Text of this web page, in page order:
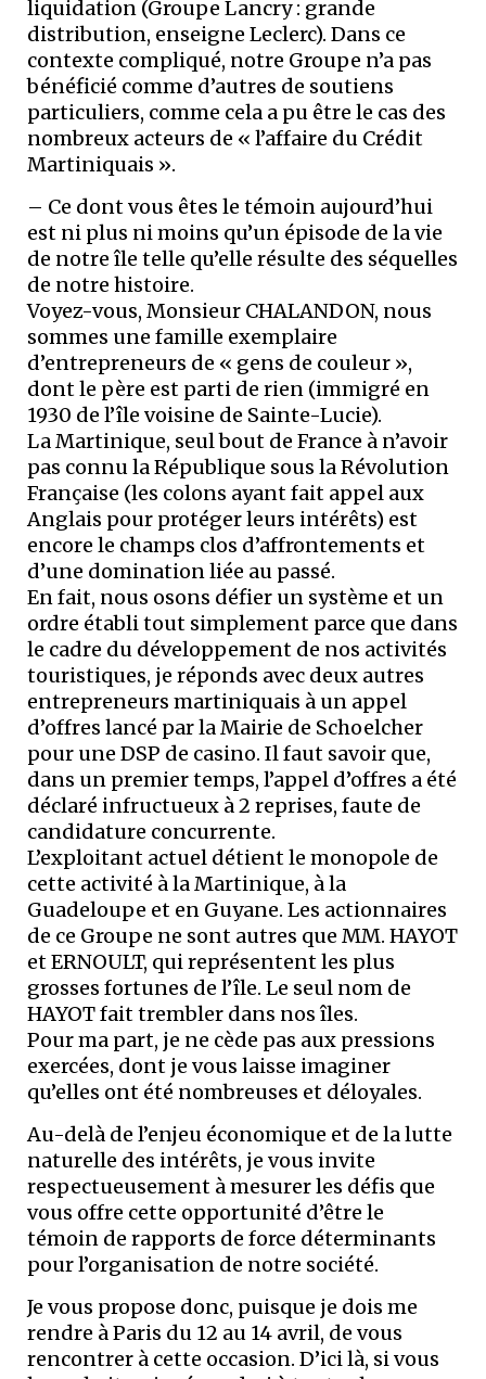
liquidation (Groupe Lancry : grande
distribution, enseigne Leclerc). Dans ce
contexte compliqué, notre Groupe n’a pas
bénéficié comme d’autres de soutiens
particuliers, comme cela a pu être le cas des
nombreux acteurs de « l’affaire du Crédit
Martiniquais ».
– Ce dont vous êtes le témoin aujourd’hui
est ni plus ni moins qu’un épisode de la vie
de notre île telle qu’elle résulte des séquelles
de notre histoire.
Voyez-vous, Monsieur CHALANDON, nous
sommes une famille exemplaire
d’entrepreneurs de « gens de couleur »,
dont le père est parti de rien (immigré en
1930 de l’île voisine de Sainte-Lucie).
La Martinique, seul bout de France à n’avoir
pas connu la République sous la Révolution
Française (les colons ayant fait appel aux
Anglais pour protéger leurs intérêts) est
encore le champs clos d’affrontements et
d’une domination liée au passé.
En fait, nous osons défier un système et un
ordre établi tout simplement parce que dans
le cadre du développement de nos activités
touristiques, je réponds avec deux autres
entrepreneurs martiniquais à un appel
d’offres lancé par la Mairie de Schoelcher
pour une DSP de casino. Il faut savoir que,
dans un premier temps, l’appel d’offres a été
déclaré infructueux à 2 reprises, faute de
candidature concurrente.
L’exploitant actuel détient le monopole de
cette activité à la Martinique, à la
Guadeloupe et en Guyane. Les actionnaires
de ce Groupe ne sont autres que MM. HAYOT
et ERNOULT, qui représentent les plus
grosses fortunes de l’île. Le seul nom de
HAYOT fait trembler dans nos îles.
Pour ma part, je ne cède pas aux pressions
exercées, dont je vous laisse imaginer
qu’elles ont été nombreuses et déloyales.
Au-delà de l’enjeu économique et de la lutte
naturelle des intérêts, je vous invite
respectueusement à mesurer les défis que
vous offre cette opportunité d’être le
témoin de rapports de force déterminants
pour l’organisation de notre société.
Je vous propose donc, puisque je dois me
rendre à Paris du 12 au 14 avril, de vous
rencontrer à cette occasion. D’ici là, si vous